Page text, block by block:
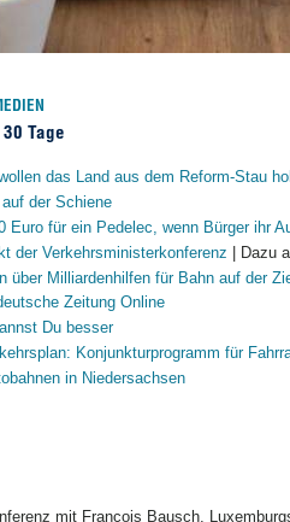
Tage
das Land aus dem Reform-Stau
der Schiene
Euro für ein Pedelec, wenn Bürger ihr
der Verkehrsministerkonferenz | Dazu
über Milliardenhilfen für Bahn auf der
Zeitung Online
Du besser
Konjunkturprogramm für
in Niedersachsen
mit François Bausch,